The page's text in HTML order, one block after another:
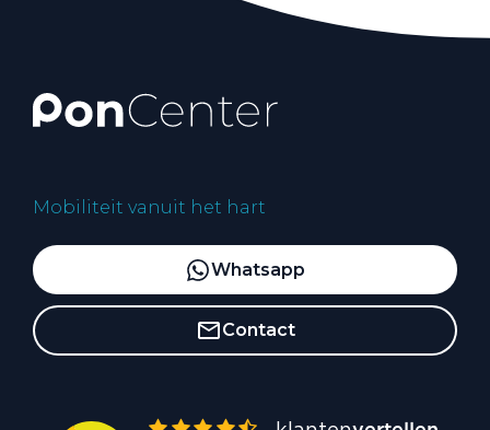
Mobiliteit vanuit het hart
Whatsapp
Contact